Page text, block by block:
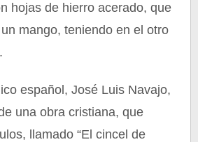
hojas de hierro acerado, que
mango, teniendo en el otro
español, José Luis Navajo,
una obra cristiana, que
llamado “El cincel de